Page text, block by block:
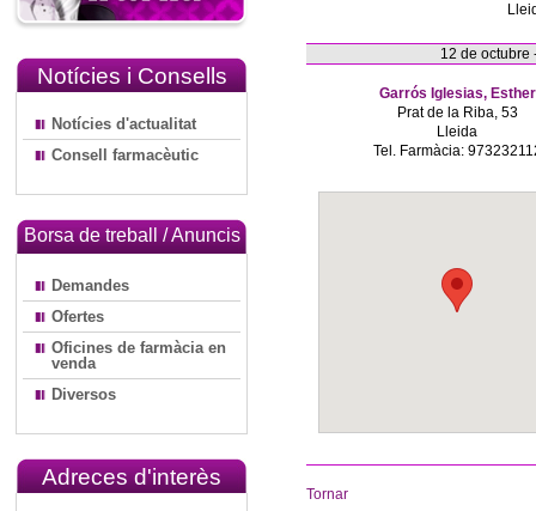
Notícies i Consells
Notícies d'actualitat
Consell farmacèutic
Borsa de treball / Anuncis
Demandes
Ofertes
Oficines de farmàcia en
venda
Diversos
Adreces d'interès
12 de octubre
Garrós Iglesias, Esther
Prat de la Riba, 53
Lleida
Tel. Farmàcia:
Tornar